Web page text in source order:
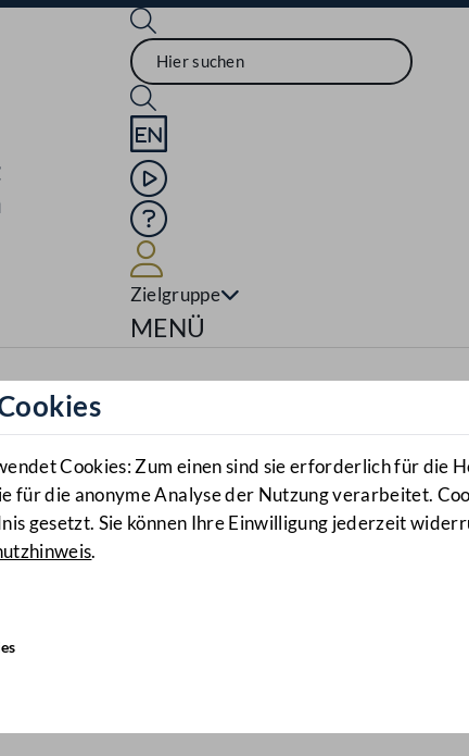
Sprache English
Mediathek
Hilfe
Zielgruppe
Navigationsmenü öffnen
MENÜ
Cookies: Zum einen sind sie erforderlich für die
für die anonyme Analyse der Nutzung verarbeitet.
gesetzt. Sie können Ihre Einwilligung jederzeit
.